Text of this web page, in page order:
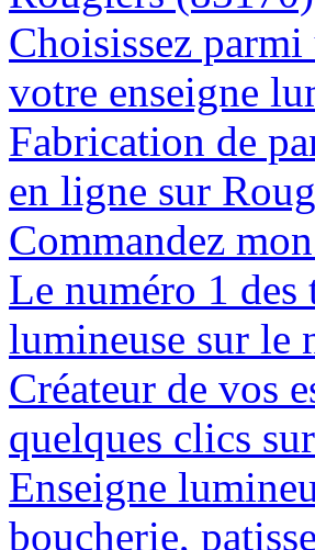
Choisissez
votre enseigne
Fabrication de
en ligne sur
Commandez
Le numéro 1
lumineuse sur le
Créateur de vos
quelques clics
Enseigne
boucherie,